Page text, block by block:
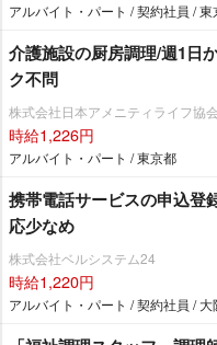
アルバイト・パート / 契約社員 / 東
介護施設の厨房調理/週1日
ク不問
株式会社日本アメニティライフ協会
時給1,226円
アルバイト・パート / 東京都
携帯電話サービスの申込登
応少なめ
株式会社ベルシステム24
時給1,220円
アルバイト・パート / 契約社員 / 大